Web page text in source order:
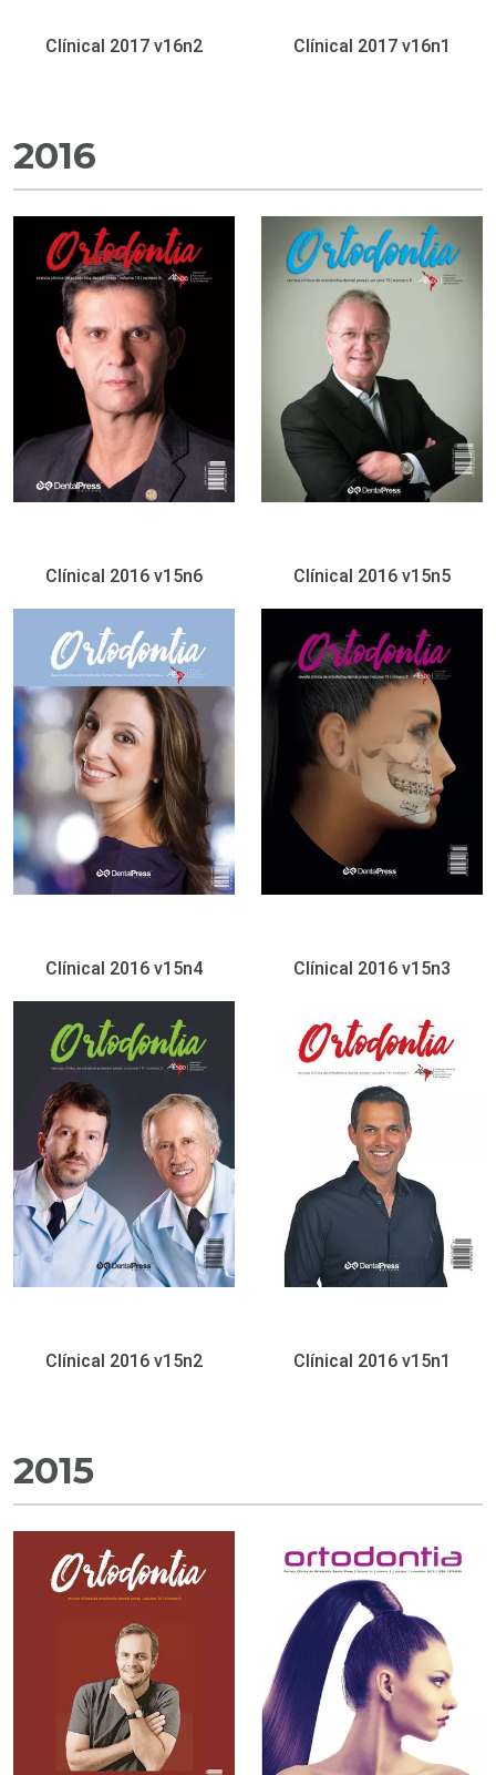
Clínical 2017 v16n2 Clínical 2017 v16n1
2016
Clínical 2016 v15n6 Clínical 2016 v15n5
Clínical 2016 v15n4 Clínical 2016 v15n3
Clínical 2016 v15n2 Clínical 2016 v15n1
2015